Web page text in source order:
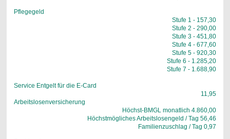
Pflegegeld
Stufe 1 - 157,30
Stufe 2 - 290,00
Stufe 3 - 451,80
Stufe 4 - 677,60
Stufe 5 - 920,30
Stufe 6 - 1.285,20
Stufe 7 - 1.688,90
Service Entgelt für die E-Card
11,95
Arbeitslosenversicherung
Höchst-BMGL monatlich 4.860,00
Höchstmögliches Arbeitslosengeld / Tag 56,46
Familienzuschlag / Tag 0,97